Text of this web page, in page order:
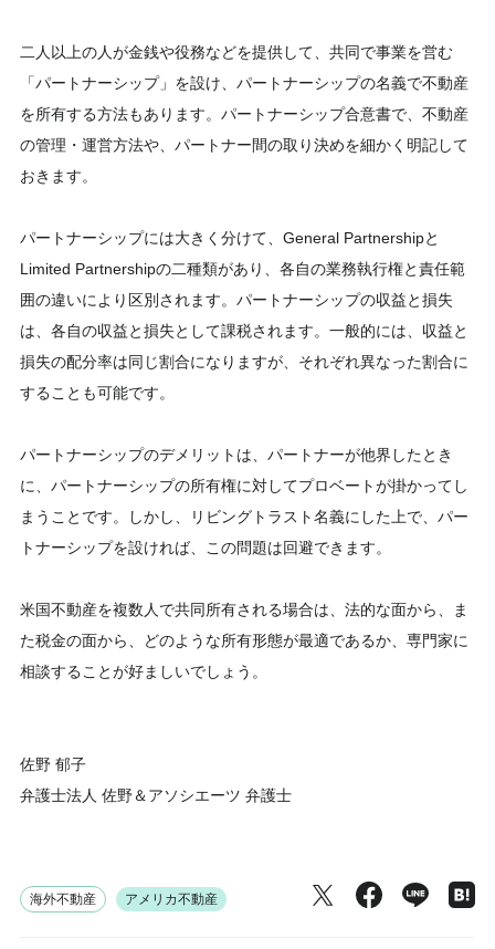
二人以上の人が金銭や役務などを提供して、共同で事業を営む
「パートナーシップ」を設け、パートナーシップの名義で不動産
を所有する方法もあります。パートナーシップ合意書で、不動産
の管理・運営方法や、パートナー間の取り決めを細かく明記して
おきます。
パートナーシップには大きく分けて、General Partnershipと
Limited Partnershipの二種類があり、各自の業務執行権と責任範
囲の違いにより区別されます。パートナーシップの収益と損失
は、各自の収益と損失として課税されます。一般的には、収益と
損失の配分率は同じ割合になりますが、それぞれ異なった割合に
することも可能です。
パートナーシップのデメリットは、パートナーが他界したとき
に、パートナーシップの所有権に対してプロベートが掛かってし
まうことです。しかし、リビングトラスト名義にした上で、パー
トナーシップを設ければ、この問題は回避できます。
米国不動産を複数人で共同所有される場合は、法的な面から、ま
た税金の面から、どのような所有形態が最適であるか、専門家に
相談することが好ましいでしょう。
佐野 郁子
弁護士法人 佐野＆アソシエーツ 弁護士
海外不動産 アメリカ不動産